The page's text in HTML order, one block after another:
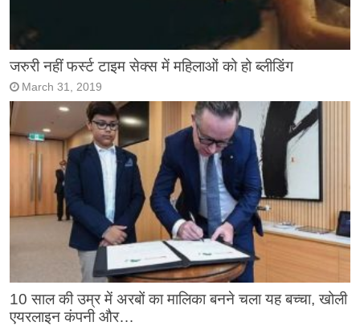
जरुरी नहीं फर्स्ट टाइम सेक्स में महिलाओं को हो ब्लीडिंग
March 31, 2019
10 साल की उम्र में अरबों का मालिका बनने चला यह बच्चा, खोली
एयरलाइन कंपनी और…